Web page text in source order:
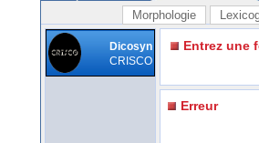
Morphologie
Dicosyn
CRISCO
Entrez une
Erreur